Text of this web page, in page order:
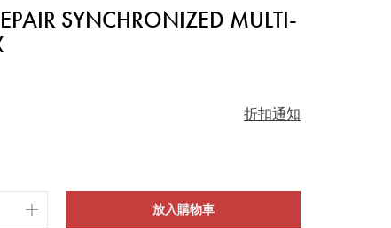
SYNCHRONIZED MULTI-
折扣通知
放入購物車